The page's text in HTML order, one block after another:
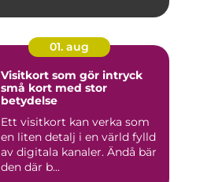
01. aug
Visitkort som gör intryck
små kort med stor
betydelse
Ett visitkort kan verka som
en liten detalj i en värld fylld
av digitala kanaler. Ändå bär
den där b...